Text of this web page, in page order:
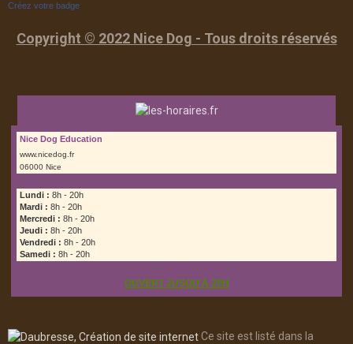
Créez votre badge
Copyright © 2022 Nice Dog - Tous droits réservés
Nice Dog Education
www.nicedog.fr
06000 Nice
Lundi : 8h - 20h
Mardi : 8h - 20h
Mercredi : 8h - 20h
Jeudi : 8h - 20h
Vendredi : 8h - 20h
Samedi : 8h - 20h
OUVERT JUSQU'À 20H
Ce site est listé dans la